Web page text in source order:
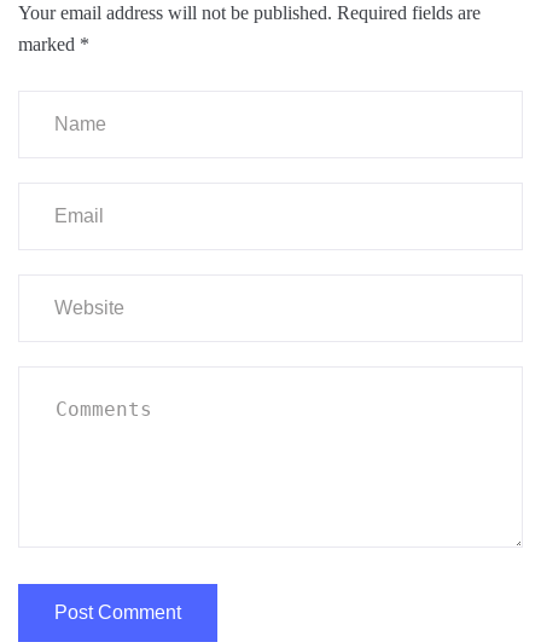
Your email address will not be published. Required fields are
marked *